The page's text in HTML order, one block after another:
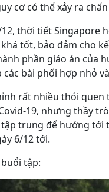
cơ có thể xảy ra
thời tiết Singapore
tốt, bảo đảm cho
phần giáo án của
bài phối hợp nhỏ
rất nhiều thói
19, nhưng thầy
trung để hướng tới
6/12 tới.
tập: